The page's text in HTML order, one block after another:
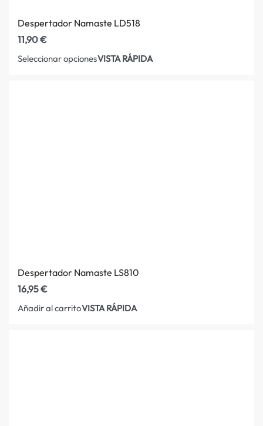
Despertador Namaste LD518
11,90€
Seleccionar opcionesVISTA RÁPIDA
Despertador Namaste LS810
16,95€
Añadir al carritoVISTA RÁPIDA